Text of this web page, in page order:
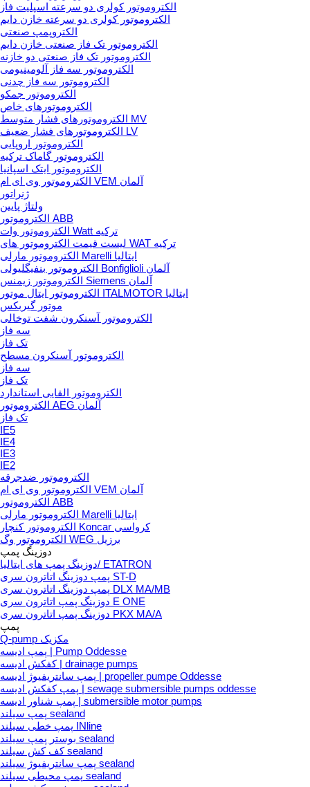
الکتروموتور کولری دو سرعته اسپلیت فاز
الکتروموتور کولری دو سرعته خازن دایم
الکتروپمپ صنعتی
الکتروموتور تک فاز صنعتی خازن دایم
الکتروموتور تک فاز صنعتی دو خازنه
الکتروموتور سه فاز آلومینیومی
الکتروموتور سه فاز چدنی
الکتروموتور جمکو
الکتروموتورهای خاص
الکتروموتورهای فشار متوسط MV
الکتروموتورهای فشار ضعیف LV
الکتروموتور اروپایی
الکتروموتور گاماک ترکیه
الکتروموتور ایتک اسپانیا
الکتروموتور وی ای ام VEM آلمان
ژنراتور
ولتاژ پایین
الکتروموتور ABB
الکتروموتور وات Watt ترکیه
لیست قیمت الکتروموتور های WAT ترکیه
الکتروموتور مارلی Marelli ایتالیا
الکتروموتور بنفیگلیولی Bonfiglioli آلمان
الکتروموتور زیمنس Siemens آلمان
الکتروموتور ایتال موتور ITALMOTOR ایتالیا
موتور گیربکس
الکتروموتور آسنکرون شفت توخالی
سه فاز
تک فاز
الکتروموتور آسنکرون مسطح
سه فاز
تک فاز
الکتروموتور القایی استاندارد
الکتروموتور AEG آلمان
تک فاز
IE5
IE4
IE3
IE2
الکتروموتور ضدجرقه
الکتروموتور وی ای ام VEM آلمان
الکتروموتور ABB
الکتروموتور مارلی Marelli ایتالیا
الکتروموتور کنچار Koncar کرواسی
الکتروموتور وگ WEG برزیل
دوزینگ پمپ
دوزینگ پمپ های ایتالیا/ ETATRON
پمپ دوزینگ اتاترون سری ST-D
پمپ دوزینگ اتاترون سری DLX MA/MB
دوزینگ پمپ اتاترون سری E ONE
دوزینگ پمپ اتاترون سری PKX MA/A
پمپ
Q-pump مکزیک
پمپ ادیسه | Pump Oddesse
کفکش ادیسه | drainage pumps
پمپ سانتریفیوژ ادیسه | propeller pumpe Oddesse
پمپ کفکش ادیسه | sewage submersible pumps oddesse
پمپ شناور ادیسه | submersible motor pumps
پمپ سیلند sealand
پمپ خطی سیلند INline
بوستر پمپ سیلند sealand
کف کش سیلند sealand
پمپ سانتریفیوژ سیلند sealand
پمپ محیطی سیلند sealand